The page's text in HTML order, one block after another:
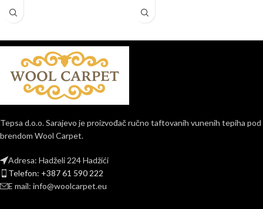
Tepsa d.o.o. Sarajevo je proizvođač ručno taftovanih vunenih tepiha pod
brendom Wool Carpet.
Adresa: Hadželi 224 Hadžići
Telefon: +387 61 590 222
E mail: info@woolcarpet.eu